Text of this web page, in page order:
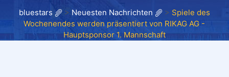
bluestars > Neuesten Nachrichten > Spiele des
Wochenendes werden präsentiert von RIKAG AG -
Hauptsponsor 1. Mannschaft